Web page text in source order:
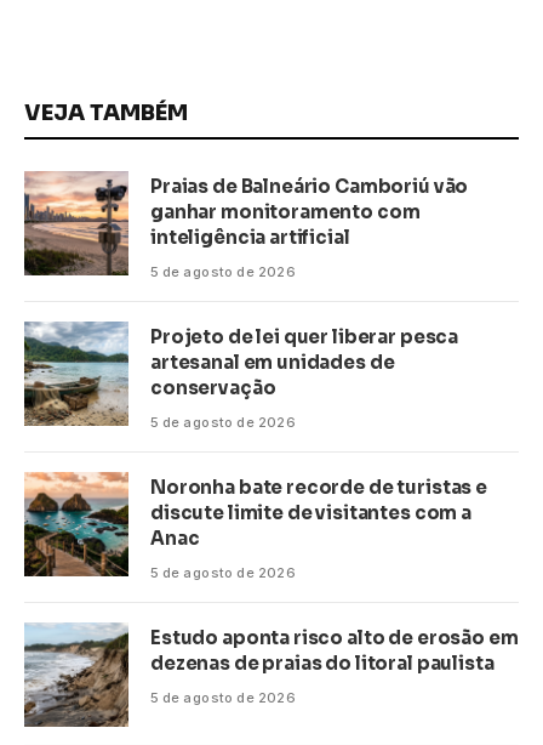
VEJA TAMBÉM
Praias de Balneário Camboriú vão
ganhar monitoramento com
inteligência artificial
5 de agosto de 2026
Projeto de lei quer liberar pesca
artesanal em unidades de
conservação
5 de agosto de 2026
Noronha bate recorde de turistas e
discute limite de visitantes com a
Anac
5 de agosto de 2026
Estudo aponta risco alto de erosão em
dezenas de praias do litoral paulista
5 de agosto de 2026